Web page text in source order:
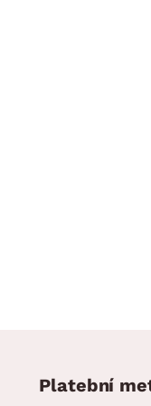
Platební